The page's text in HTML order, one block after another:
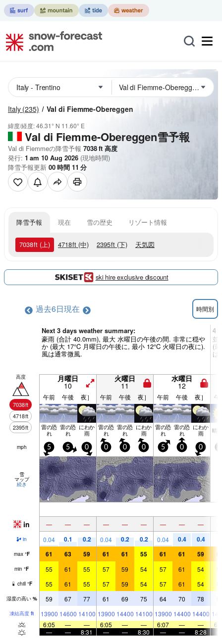
Italy (235) Val di Fiemme-Obereggen
緯度/経度:46.31° N 11.60° E
Val di Fiemme-Obereggen雪予報
Val di Fiemmeの降雪予報 7038ft 高度
発行: 1 am 10 Aug 2026 (現地時間)
降雪予報更新 00時間 11 分
降雪予報 現在 雪の歴史 リゾート情報
7038ft (上) 4718ft (中) 2395ft (下) 天気図
ski hire exclusive discount
過去6日現在 時間別
Next 3 days weather summary:
豪雨 (合計 40.0mm), 最大 水曜日の午後の間. 非常に穏や
か (最大 17°C 月曜日の午後に, 最小 12°C 火曜日の夜に).
風は通常微風.
4 -
並
(
は
高度
7038ft
4718ft
2395ft
月曜日
10
火曜日
11
水曜日
12
午前 午後 夜］ 午前 午後 夜］ 午前 午後 夜］ 午
雷の恐
れ
雷の恐
れ
にわか
雨
雷の恐
れ
雷の恐
れ
にわか
雨
雷の恐
れ
雷の恐
れ
にわか
雨 晴
mph 5 5 0 0 0 0 5 0 0
雪
マップ
続き
in — — — — — — — — —
in 0.04 0.1 0.2 0.04 0.2 0.2 0.04 0.4 0.4
max °F 61 63 59 61 61 55 61 61 59
min °F 55 61 55 57 59 54 57 61 54
chill °F 55 61 55 57 59 54 57 61 54
湿度の高い % 59 67 77 61 69 75 64 70 78
凍結高度 ft 13900 14600 14100 13900 14400 14100 13900 14400 14400
6:05
— — 6:05 — — 6:07 — —
—
— 8:31 — — 8:30 — — 8:28